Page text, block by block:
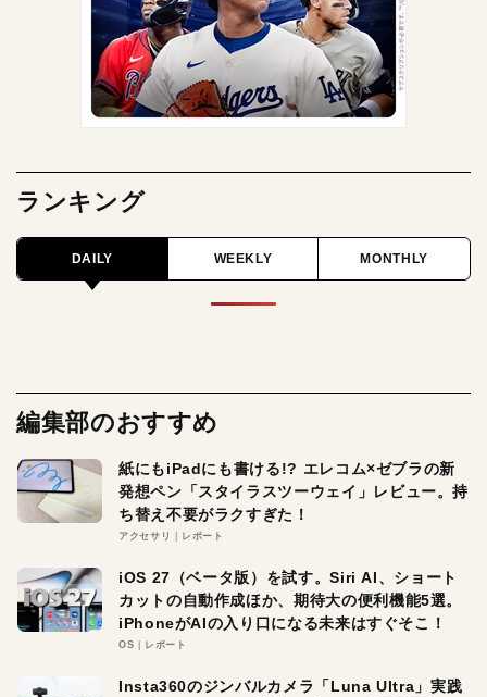
ランキング
DAILY WEEKLY MONTHLY
編集部のおすすめ
紙にもiPadにも書ける!? エレコム×ゼブラの新
発想ペン「スタイラスツーウェイ」レビュー。持
ち替え不要がラクすぎた！
アクセサリ レポート
iOS 27（ベータ版）を試す。Siri AI、ショート
カットの自動作成ほか、期待大の便利機能5選。
iPhoneがAIの入り口になる未来はすぐそこ！
OS レポート
Insta360のジンバルカメラ「Luna Ultra」実践